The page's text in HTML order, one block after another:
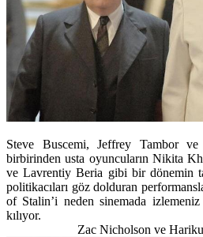
Steve Buscemi, Jeffrey Tambor
birbirinden usta oyuncuların Nikita
ve Lavrentiy Beria gibi bir dönemin
politikacıları göz dolduran
of Stalin’i neden sinemada
kılıyor.
Zac Nicholson ve